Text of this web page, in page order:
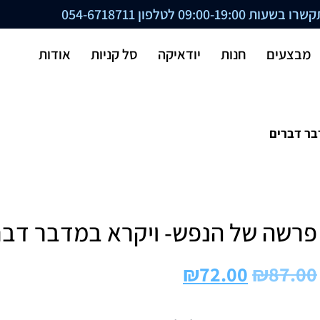
09:00-19:00 לטלפון 054-6718711
מבצעים חנות יודאיקה סל קניות אודות
דברים
פרשה של הנפש- ויקרא במדבר
₪87.00
₪72.00